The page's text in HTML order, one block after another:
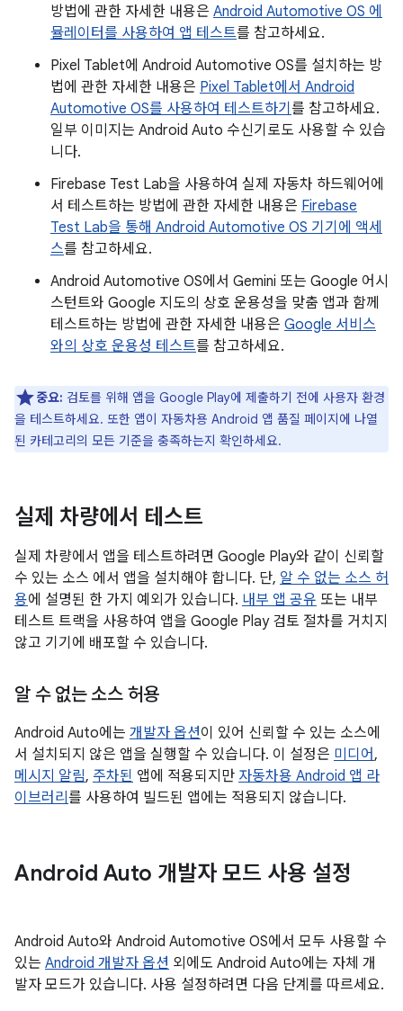
방법에 관한 자세한 내용은 Android Automotive OS 에
뮬레이터를 사용하여 앱 테스트를 참고하세요.
Pixel Tablet에 Android Automotive OS를 설치하는 방
법에 관한 자세한 내용은 Pixel Tablet에서 Android
Automotive OS를 사용하여 테스트하기 를 참고하세요.
일부 이미지는 Android Auto 수신기로도 사용할 수 있습
니다.
Firebase Test Lab을 사용하여 실제 자동차 하드웨어에
서 테스트하는 방법에 관한 자세한 내용은 Firebase
Test Lab을 통해 Android Automotive OS 기기에 액세
스를 참고하세요.
Android Automotive OS에서 Gemini 또는 Google 어시
스턴트와 Google 지도의 상호 운용성을 맞춤 앱과 함께
테스트하는 방법에 관한 자세한 내용은 Google 서비스
와의 상호 운용성 테스트를 참고하세요.
중요: 검토를 위해 앱을 Google Play에 제출하기 전에 사용자 환경
을 테스트하세요. 또한 앱이 자동차용 Android 앱 품질 페이지에 나열
된 카테고리의 모든 기준을 충족하는지 확인하세요.
실제 차량에서 테스트
실제 차량에서 앱을 테스트하려면 Google Play와 같이 신뢰할
수 있는 소스 에서 앱을 설치해야 합니다. 단, 알 수 없는 소스 허
용에 설명된 한 가지 예외가 있습니다. 내부 앱 공유 또는 내부
테스트 트랙을 사용하여 앱을 Google Play 검토 절차를 거치지
않고 기기에 배포할 수 있습니다.
알 수 없는 소스 허용
Android Auto에는 개발자 옵션이 있어 신뢰할 수 있는 소스에
서 설치되지 않은 앱을 실행할 수 있습니다. 이 설정은 미디어,
메시지 알림, 주차된 앱에 적용되지만 자동차용 Android 앱 라
이브러리 를 사용하여 빌드된 앱에는 적용되지 않습니다.
Android Auto 개발자 모드 사용 설정
Android Auto와 Android Automotive OS에서 모두 사용할 수
있는 Android 개발자 옵션 외에도 Android Auto에는 자체 개
발자 모드가 있습니다. 사용 설정하려면 다음 단계를 따르세요.